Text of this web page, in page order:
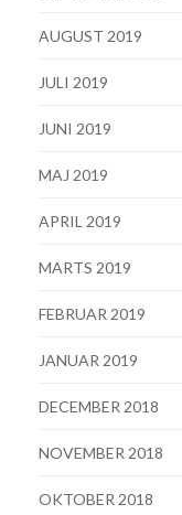
AUGUST 2019
JULI 2019
JUNI 2019
MAJ 2019
APRIL 2019
MARTS 2019
FEBRUAR 2019
JANUAR 2019
DECEMBER 2018
NOVEMBER 2018
OKTOBER 2018